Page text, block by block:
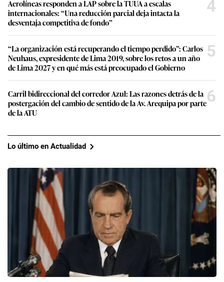
Aerolíneas responden a LAP sobre la TUUA a escalas
internacionales: “Una reducción parcial deja intacta la
desventaja competitiva de fondo”
4
“La organización está recuperando el tiempo perdido”: Carlos
Neuhaus, expresidente de Lima 2019, sobre los retos a un año
de Lima 2027 y en qué más está preocupado el Gobierno
5
Carril bidireccional del corredor Azul: Las razones detrás de la
postergación del cambio de sentido de la Av. Arequipa por parte
de la ATU
6
Lo último en Actualidad